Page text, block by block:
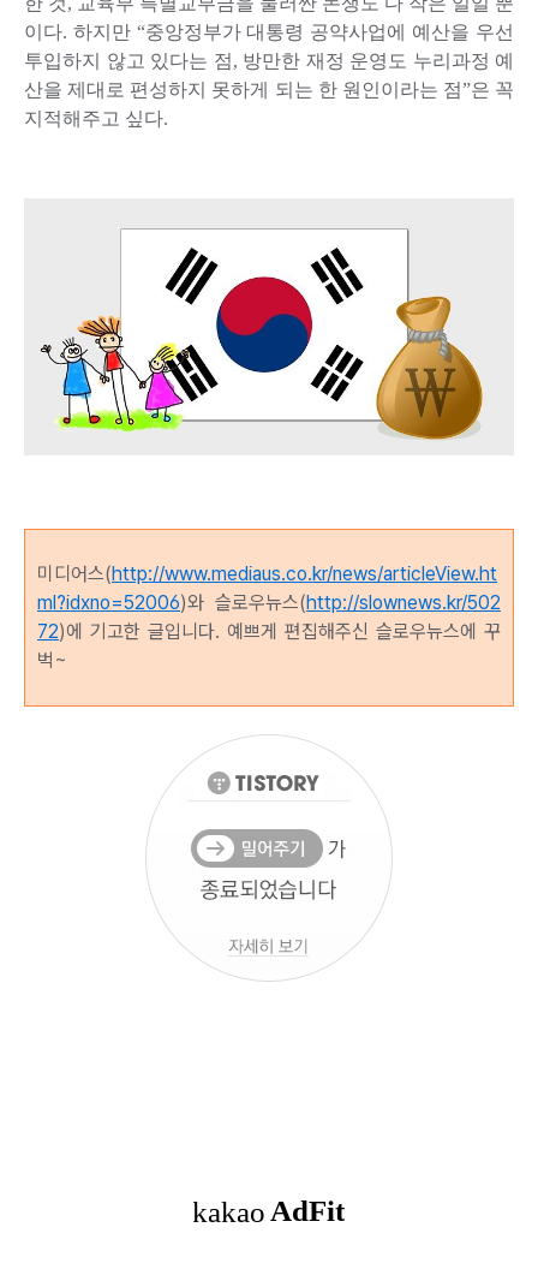
이다. 하지만 “중앙정부가 대통령 공약사업에 예산을 우선
투입하지 않고 있다는 점, 방만한 재정 운영도 누리과정 예
산을 제대로 편성하지 못하게 되는 한 원인이라는 점”은 꼭
지적해주고 싶다.
미디어스(http://www.mediaus.co.kr/news/articleView.ht
ml?idxno=52006)와 슬로우뉴스(http://slownews.kr/502
72)에 기고한 글입니다. 예쁘게 편집해주신 슬로우뉴스에 꾸
벅~